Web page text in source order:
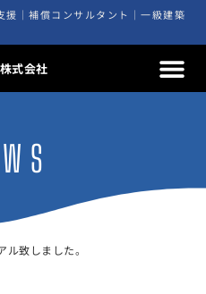
｜補償コンサルタント｜一級建築
式会社
致しました。